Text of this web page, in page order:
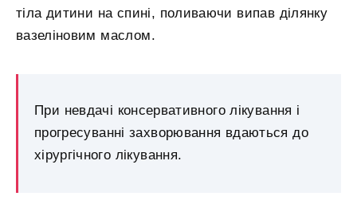
тіла дитини на спині, поливаючи випав ділянку
вазеліновим маслом.
При невдачі консервативного лікування і
прогресуванні захворювання вдаються до
хірургічного лікування.